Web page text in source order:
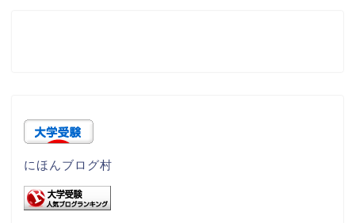
にほんブログ村